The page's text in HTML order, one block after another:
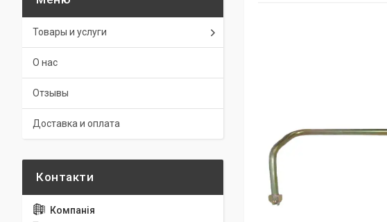
Товары и услуги
О нас
Отзывы
Доставка и оплата